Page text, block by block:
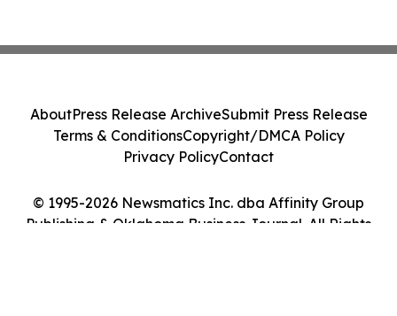
© 1995-2026 Newsmatics Inc. dba Affinity Group
Publishing & Oklahoma Business Journal. All Rights
AboutPress Release ArchiveSubmit Press Release
Terms & ConditionsCopyright/DMCA Policy
Privacy PolicyContact